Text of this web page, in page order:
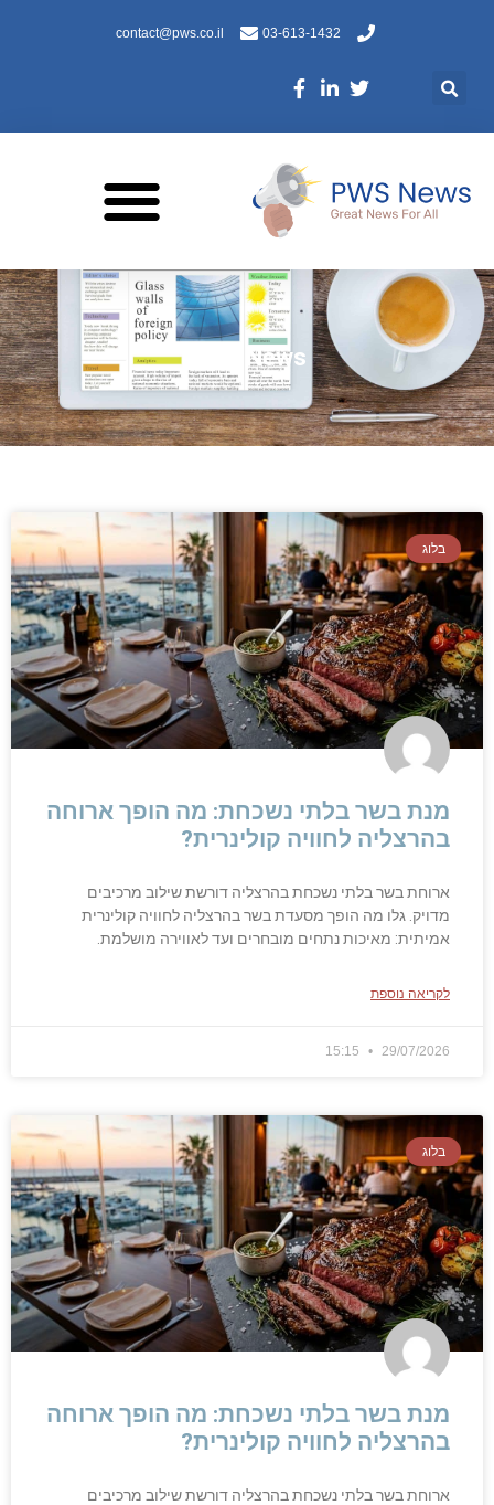
03-613-1432
contact@pws.co.il
PWS News
בלוג
מנת בשר בלתי נשכחת: מה הופך ארוחה
בהרצליה לחוויה קולינרית?
ארוחת בשר בלתי נשכחת בהרצליה דורשת שילוב מרכיבים
מדויק. גלו מה הופך מסעדת בשר בהרצליה לחוויה קולינרית
אמיתית: מאיכות נתחים מובחרים ועד לאווירה מושלמת.
לקריאה נוספת
29/07/2026
בלוג
מנת בשר בלתי נשכחת: מה הופך ארוחה
בהרצליה לחוויה קולינרית?
ארוחת בשר בלתי נשכחת בהרצליה דורשת שילוב מרכיבים